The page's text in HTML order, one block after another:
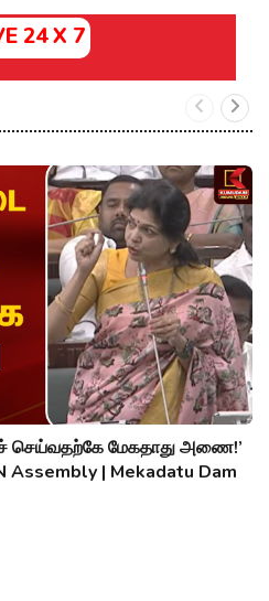
24 X 7
செய்வதற்கே மேகதாது அணை!’
Assembly | Mekadatu Dam